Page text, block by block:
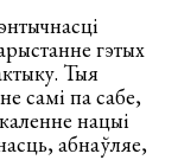
гэтых
Тыя
самі па сабе,
нацыі
абнаўляе,